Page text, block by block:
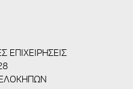
ΕΠΙΧΕΙΡΗΣΕΙΣ